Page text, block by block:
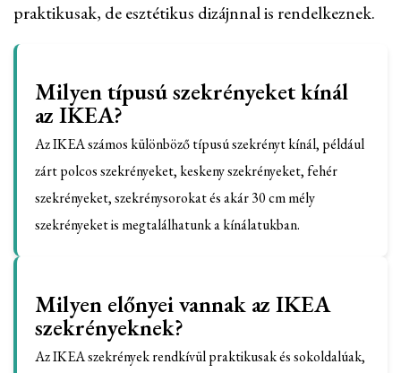
praktikusak, de esztétikus dizájnnal is rendelkeznek.
Milyen típusú szekrényeket kínál
az IKEA?
Az IKEA számos különböző típusú szekrényt kínál, például
zárt polcos szekrényeket, keskeny szekrényeket, fehér
szekrényeket, szekrénysorokat és akár 30 cm mély
szekrényeket is megtalálhatunk a kínálatukban.
Milyen előnyei vannak az IKEA
szekrényeknek?
Az IKEA szekrények rendkívül praktikusak és sokoldalúak,